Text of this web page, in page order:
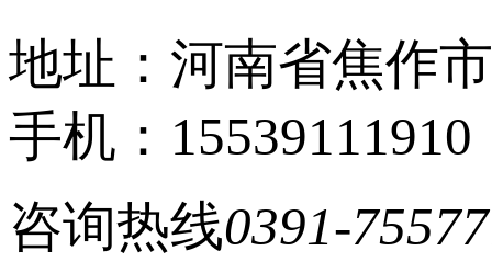
地址：河南省焦作
手机：15539111910
咨询热线0391-